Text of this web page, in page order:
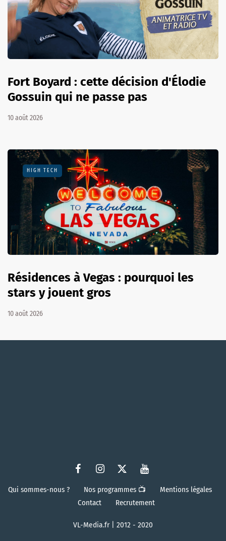
Fort Boyard : cette décision d'Élodie
Gossuin qui ne passe pas
10 août 2026
HIGH TECH
Résidences à Vegas : pourquoi les
stars y jouent gros
10 août 2026
Qui sommes-nous ? Nos programmes 📺
Mentions légales
Contact
Recrutement
VL-Media.fr | 2012 - 2020